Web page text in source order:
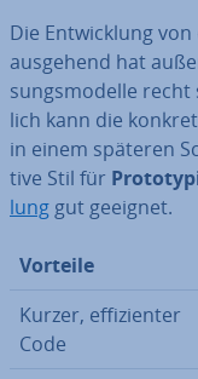
Die Ent­wick­lung
ausgehend hat
sungs­mo­del­le recht
lich kann die
in einem späteren
ti­ve Stil für
lung gut geeignet.
Vorteile
Kurzer, ef­fi­zi­en­ter
Code